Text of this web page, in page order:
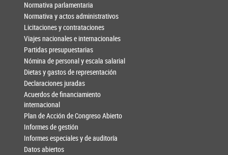
Normativa parlamentaria
Normativa y actos administrativos
Licitaciones y contrataciones
Viajes nacionales e internacionales
Partidas presupuestarias
Nómina de personal y escala salarial
Dietas y gastos de representación
Declaraciones juradas
Acuerdos de financiamiento
internacional
Plan de Acción de Congreso Abierto
Informes de gestión
Informes especiales y de auditoría
Datos abiertos